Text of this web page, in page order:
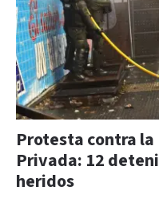
Protesta contra
Privada: 12
heridos